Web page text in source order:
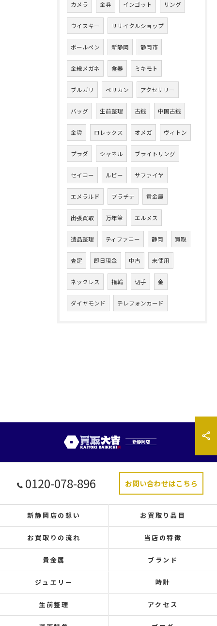
カメラ 金券 インゴット リング
ウイスキー リサイクルショップ
ボールペン 新静岡 静岡市
金縁メガネ 食器 ミキモト
ブルガリ ペリカン アクセサリー
バッグ 生前整理 古銭 中国古銭
金貨 ロレックス オメガ ヴィトン
プラダ シャネル ブライトリング
セイコー ルビー サファイヤ
エメラルド プラチナ 貴金属
出張買取 万年筆 エルメス
遺品整理 ティファニー 静岡 買取
査定 即日現金 中古 未使用
ネックレス 指輪 切手 金
ダイヤモンド テレフォンカード
0120-078-896 お問い合わせはこちら
新静岡店の想い お買取り品目
お買取りの流れ 当店の特徴
貴金属 ブランド
ジュエリー 時計
生前整理 アクセス